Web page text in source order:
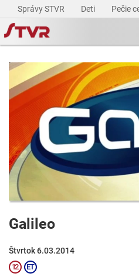
Správy STVR Deti Pečie
Galileo
Štvrtok 6.03.2014